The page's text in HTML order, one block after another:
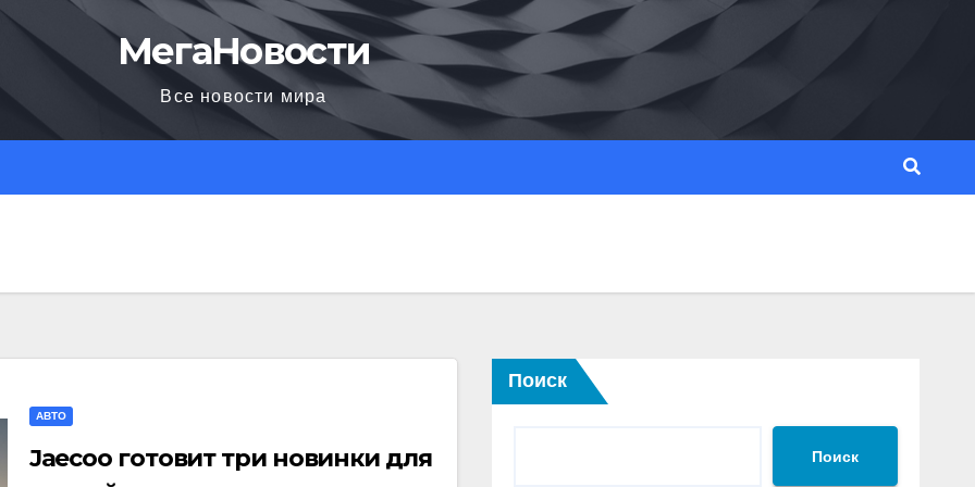
МегаНовости
Все новости мира
АВТО
Jaecoo готовит три новинки для
Поиск
Поиск